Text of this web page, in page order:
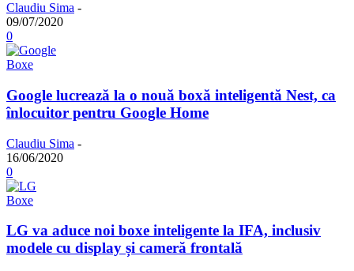
Claudiu Sima -
09/07/2020
0
Boxe
Google lucrează la o nouă boxă inteligentă Nest, ca
înlocuitor pentru Google Home
Claudiu Sima -
16/06/2020
0
Boxe
LG va aduce noi boxe inteligente la IFA, inclusiv
modele cu display și cameră frontală